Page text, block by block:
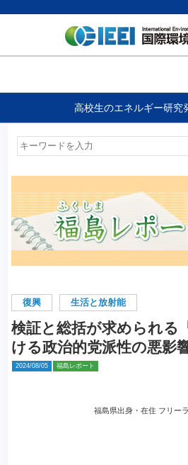
高校生のエネルギー研究
復興 生活と放射能
検証と総括が求められる
ける政治的党派性の悪影
2024/08/05 福島レポート
福島県出身・在住 フリー